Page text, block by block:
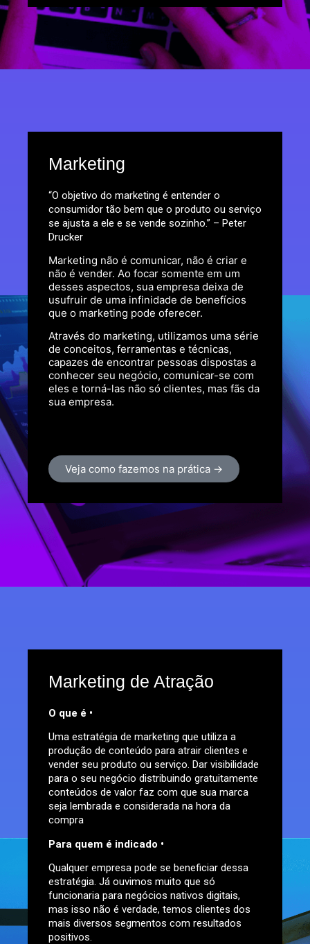
Marketing
“O objetivo do marketing é entender o
consumidor tão bem que o produto ou serviço
se ajusta a ele e se vende sozinho.” – Peter
Drucker
Marketing não é comunicar, não é criar e
não é vender. Ao focar somente em um
desses aspectos, sua empresa deixa de
usufruir de uma infinidade de benefícios
que o marketing pode oferecer.
Através do marketing, utilizamos uma série
de conceitos, ferramentas e técnicas,
capazes de encontrar pessoas dispostas a
conhecer seu negócio, comunicar-se com
eles e torná-las não só clientes, mas fãs da
sua empresa.
Veja como fazemos na prática →
Marketing de Atração
O que é •
Uma estratégia de marketing que utiliza a
produção de conteúdo para atrair clientes e
vender seu produto ou serviço. Dar visibilidade
para o seu negócio distribuindo gratuitamente
conteúdos de valor faz com que sua marca
seja lembrada e considerada na hora da
compra
Para quem é indicado •
Qualquer empresa pode se beneficiar dessa
estratégia. Já ouvimos muito que só
funcionaria para negócios nativos digitais,
mas isso não é verdade, temos clientes dos
mais diversos segmentos com resultados
positivos.